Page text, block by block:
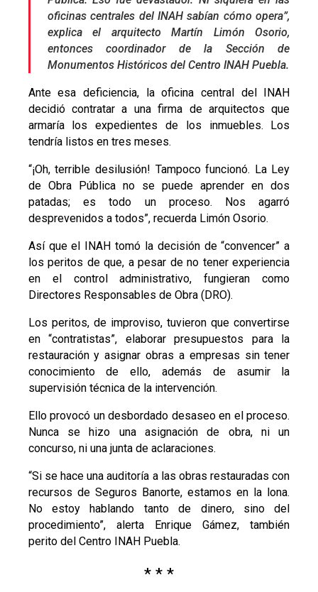
oficinas centrales del INAH sabían cómo opera”,
explica el arquitecto Martín Limón Osorio,
entonces coordinador de la Sección de
Monumentos Históricos del Centro INAH Puebla.
Ante esa deficiencia, la oficina central del INAH
decidió contratar a una firma de arquitectos que
armaría los expedientes de los inmuebles. Los
tendría listos en tres meses.
“¡Oh, terrible desilusión! Tampoco funcionó. La Ley
de Obra Pública no se puede aprender en dos
patadas; es todo un proceso. Nos agarró
desprevenidos a todos”, recuerda Limón Osorio.
Así que el INAH tomó la decisión de “convencer” a
los peritos de que, a pesar de no tener experiencia
en el control administrativo, fungieran como
Directores Responsables de Obra (DRO).
Los peritos, de improviso, tuvieron que convertirse
en “contratistas”, elaborar presupuestos para la
restauración y asignar obras a empresas sin tener
conocimiento de ello, además de asumir la
supervisión técnica de la intervención.
Ello provocó un desbordado desaseo en el proceso.
Nunca se hizo una asignación de obra, ni un
concurso, ni una junta de aclaraciones.
“Si se hace una auditoría a las obras restauradas con
recursos de Seguros Banorte, estamos en la lona.
No estoy hablando tanto de dinero, sino del
procedimiento”, alerta Enrique Gámez, también
perito del Centro INAH Puebla.
* * *